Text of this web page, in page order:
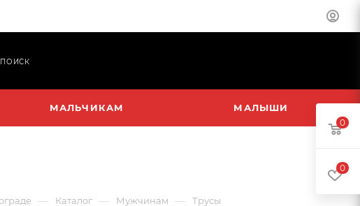
ПОИСК
МАЛЬЧИКАМ МАЛЫШИ
— Каталог — Мужчинам — Трусы
0
0